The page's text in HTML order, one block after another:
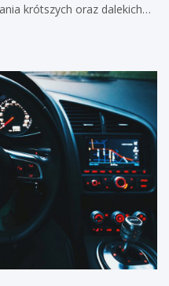
krótszych oraz dalekich…